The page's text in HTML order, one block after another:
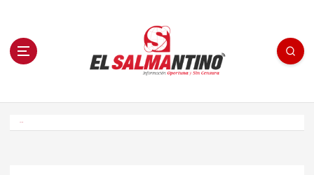
n El Salmantino - medios/noticias/editorial